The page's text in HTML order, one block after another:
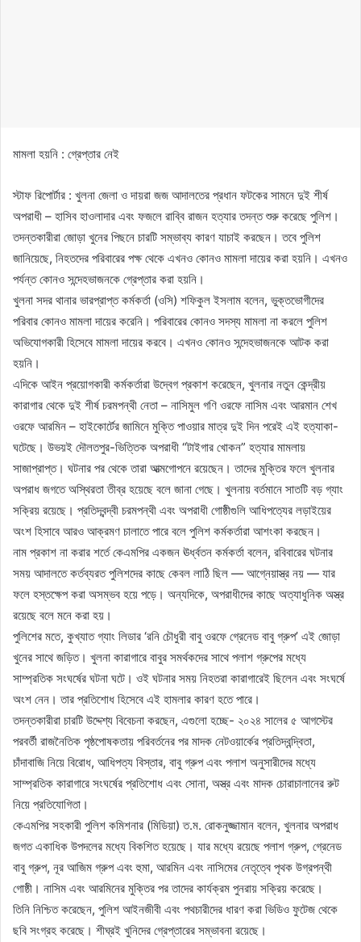
মামলা হয়নি : গ্রেপ্তার নেই
স্টাফ রিপোর্টার : খুলনা জেলা ও দায়রা জজ আদালতের প্রধান ফটকের সামনে দুই শীর্ষ
অপরাধী – হাসিব হাওলাদার এবং ফজলে রাব্বি রাজন হত্যার তদন্ত শুরু করেছে পুলিশ।
তদন্তকারীরা জোড়া খুনের পিছনে চারটি সম্ভাব্য কারণ যাচাই করছেন। তবে পুলিশ
জানিয়েছে, নিহতদের পরিবারের পক্ষ থেকে এখনও কোনও মামলা দায়ের করা হয়নি। এখনও
পর্যন্ত কোনও সন্দেহভাজনকে গ্রেপ্তার করা হয়নি।
খুলনা সদর থানার ভারপ্রাপ্ত কর্মকর্তা (ওসি) শফিকুল ইসলাম বলেন, ভুক্তভোগীদের
পরিবার কোনও মামলা দায়ের করেনি। পরিবারের কোনও সদস্য মামলা না করলে পুলিশ
অভিযোগকারী হিসেবে মামলা দায়ের করবে। এখনও কোনও সন্দেহভাজনকে আটক করা
হয়নি।
এদিকে আইন প্রয়োগকারী কর্মকর্তারা উদ্বেগ প্রকাশ করেছেন, খুলনার নতুন কেন্দ্রীয়
কারাগার থেকে দুই শীর্ষ চরমপন্থী নেতা – নাসিমুল গণি ওরফে নাসিম এবং আরমান শেখ
ওরফে আরমিন – হাইকোর্টের জামিনে মুক্তি পাওয়ার মাত্র দুই দিন পরেই এই হত্যাকা-
ঘটেছে। উভয়ই দৌলতপুর-ভিত্তিক অপরাধী “টাইগার খোকন” হত্যার মামলায়
সাজাপ্রাপ্ত। ঘটনার পর থেকে তারা আত্মগোপনে রয়েছেন। তাদের মুক্তির ফলে খুলনার
অপরাধ জগতে অস্থিরতা তীব্র হয়েছে বলে জানা গেছে। খুলনায় বর্তমানে সাতটি বড় গ্যাং
সক্রিয় রয়েছে। প্রতিদ্বন্দ্বী চরমপন্থী এবং অপরাধী গোষ্ঠীগুলি আধিপত্যের লড়াইয়ের
অংশ হিসাবে আরও আক্রমণ চালাতে পারে বলে পুলিশ কর্মকর্তারা আশংকা করছেন।
নাম প্রকাশ না করার শর্তে কেএমপির একজন ঊর্ধ্বতন কর্মকর্তা বলেন, রবিবারের ঘটনার
সময় আদালতে কর্তব্যরত পুলিশদের কাছে কেবল লাঠি ছিল — আগ্নেয়াস্ত্র নয় — যার
ফলে হস্তক্ষেপ করা অসম্ভব হয়ে পড়ে। অন্যদিকে, অপরাধীদের কাছে অত্যাধুনিক অস্ত্র
রয়েছে বলে মনে করা হয়।
পুলিশের মতে, কুখ্যাত গ্যাং লিডার ‘রনি চৌধুরী বাবু ওরফে গ্রেনেড বাবু গ্রুপ’ এই জোড়া
খুনের সাথে জড়িত। খুলনা কারাগারে বাবুর সমর্থকদের সাথে পলাশ গ্রুপের মধ্যে
সাম্প্রতিক সংঘর্ষের ঘটনা ঘটে। ওই ঘটনার সময় নিহতরা কারাগারেই ছিলেন এবং সংঘর্ষে
অংশ নেন। তার প্রতিশোধ হিসেবে এই হামলার কারণ হতে পারে।
তদন্তকারীরা চারটি উদ্দেশ্য বিবেচনা করছেন, এগুলো হচ্ছে- ২০২৪ সালের ৫ আগস্টের
পরবর্তী রাজনৈতিক পৃষ্ঠপোষকতায় পরিবর্তনের পর মাদক নেটওয়ার্কের প্রতিদ্বন্দ্বিতা,
চাঁদাবাজি নিয়ে বিরোধ, আধিপত্য বিস্তার, বাবু গ্রুপ এবং পলাশ অনুসারীদের মধ্যে
সাম্প্রতিক কারাগারে সংঘর্ষের প্রতিশোধ এবং সোনা, অস্ত্র এবং মাদক চোরাচালানের রুট
নিয়ে প্রতিযোগিতা।
কেএমপির সহকারী পুলিশ কমিশনার (মিডিয়া) ত.ম. রোকনুজ্জামান বলেন, খুলনার অপরাধ
জগত একাধিক উপদলের মধ্যে বিকশিত হয়েছে। যার মধ্যে রয়েছে পলাশ গ্রুপ, গ্রেনেড
বাবু গ্রুপ, নূর আজিম গ্রুপ এবং হুমা, আরমিন এবং নাসিমের নেতৃত্বে পৃথক উগ্রপন্থী
গোষ্ঠী। নাসিম এবং আরমিনের মুক্তির পর তাদের কার্যক্রম পুনরায় সক্রিয় করেছে।
তিনি নিশ্চিত করেছেন, পুলিশ আইনজীবী এবং পথচারীদের ধারণ করা ভিডিও ফুটেজ থেকে
ছবি সংগ্রহ করেছে। শীঘ্রই খুনিদের গ্রেপ্তারের সম্ভাবনা রয়েছে।